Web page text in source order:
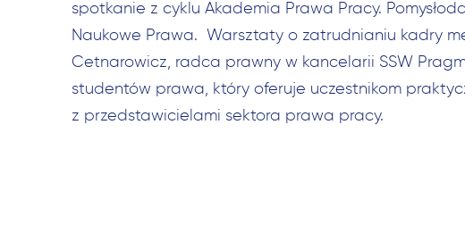
spotkanie z cyklu Akademia Prawa Pracy.
Naukowe Prawa. Warsztaty o zatrudnianiu kadry
Cetnarowicz, radca prawny w kancelarii SSW
studentów prawa, który oferuje uczestnikom
z przedstawicielami sektora prawa pracy.